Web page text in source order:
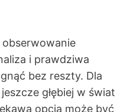
i prawdziwa
bez reszty. Dla
głębiej w świat
opcją może być